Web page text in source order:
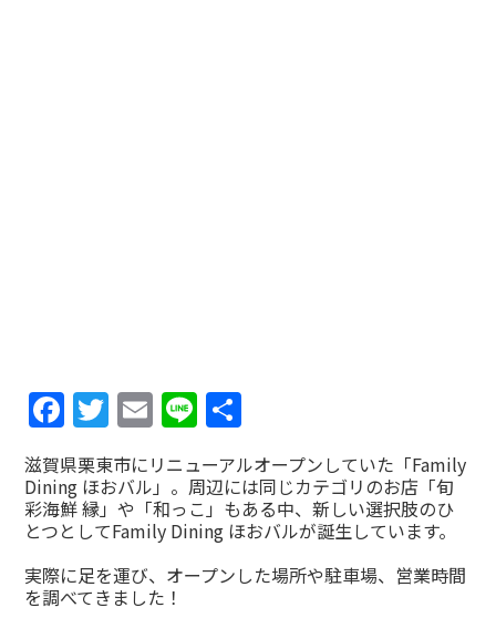
Facebook
Twitter
Email
Line
有
滋賀県栗東市にリニューアルオープンしていた「Family
Dining ほおバル」。周辺には同じカテゴリのお店「旬
彩海鮮 縁」や「和っこ」もある中、新しい選択肢のひ
とつとしてFamily Dining ほおバルが誕生しています。
実際に足を運び、オープンした場所や駐車場、営業時間
を調べてきました！